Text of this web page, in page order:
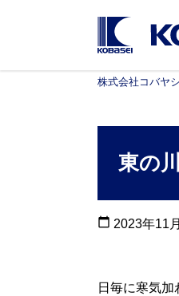
株式会社コバヤ
東の
calendar_today 2023年11
日毎に寒気加